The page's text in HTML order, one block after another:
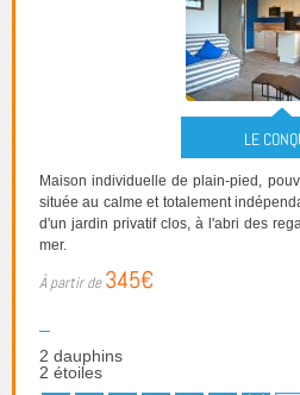
LE
Maison individuelle de plain-pied,
située au calme et totalement
d'un jardin privatif clos, à l'abri des
mer.
345€
2 dauphins
2 étoiles